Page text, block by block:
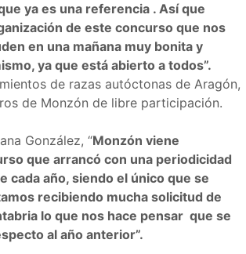
ya es una referencia . Así que
de este concurso que nos
en una mañana muy bonita y
ya que está abierto a todos”.
de razas autóctonas de Aragón,
de Monzón de libre participación.
González, “Monzón viene
que arrancó con una periodicidad
cada año, siendo el único que se
recibiendo mucha solicitud de
lo que nos hace pensar que se
al año anterior”.